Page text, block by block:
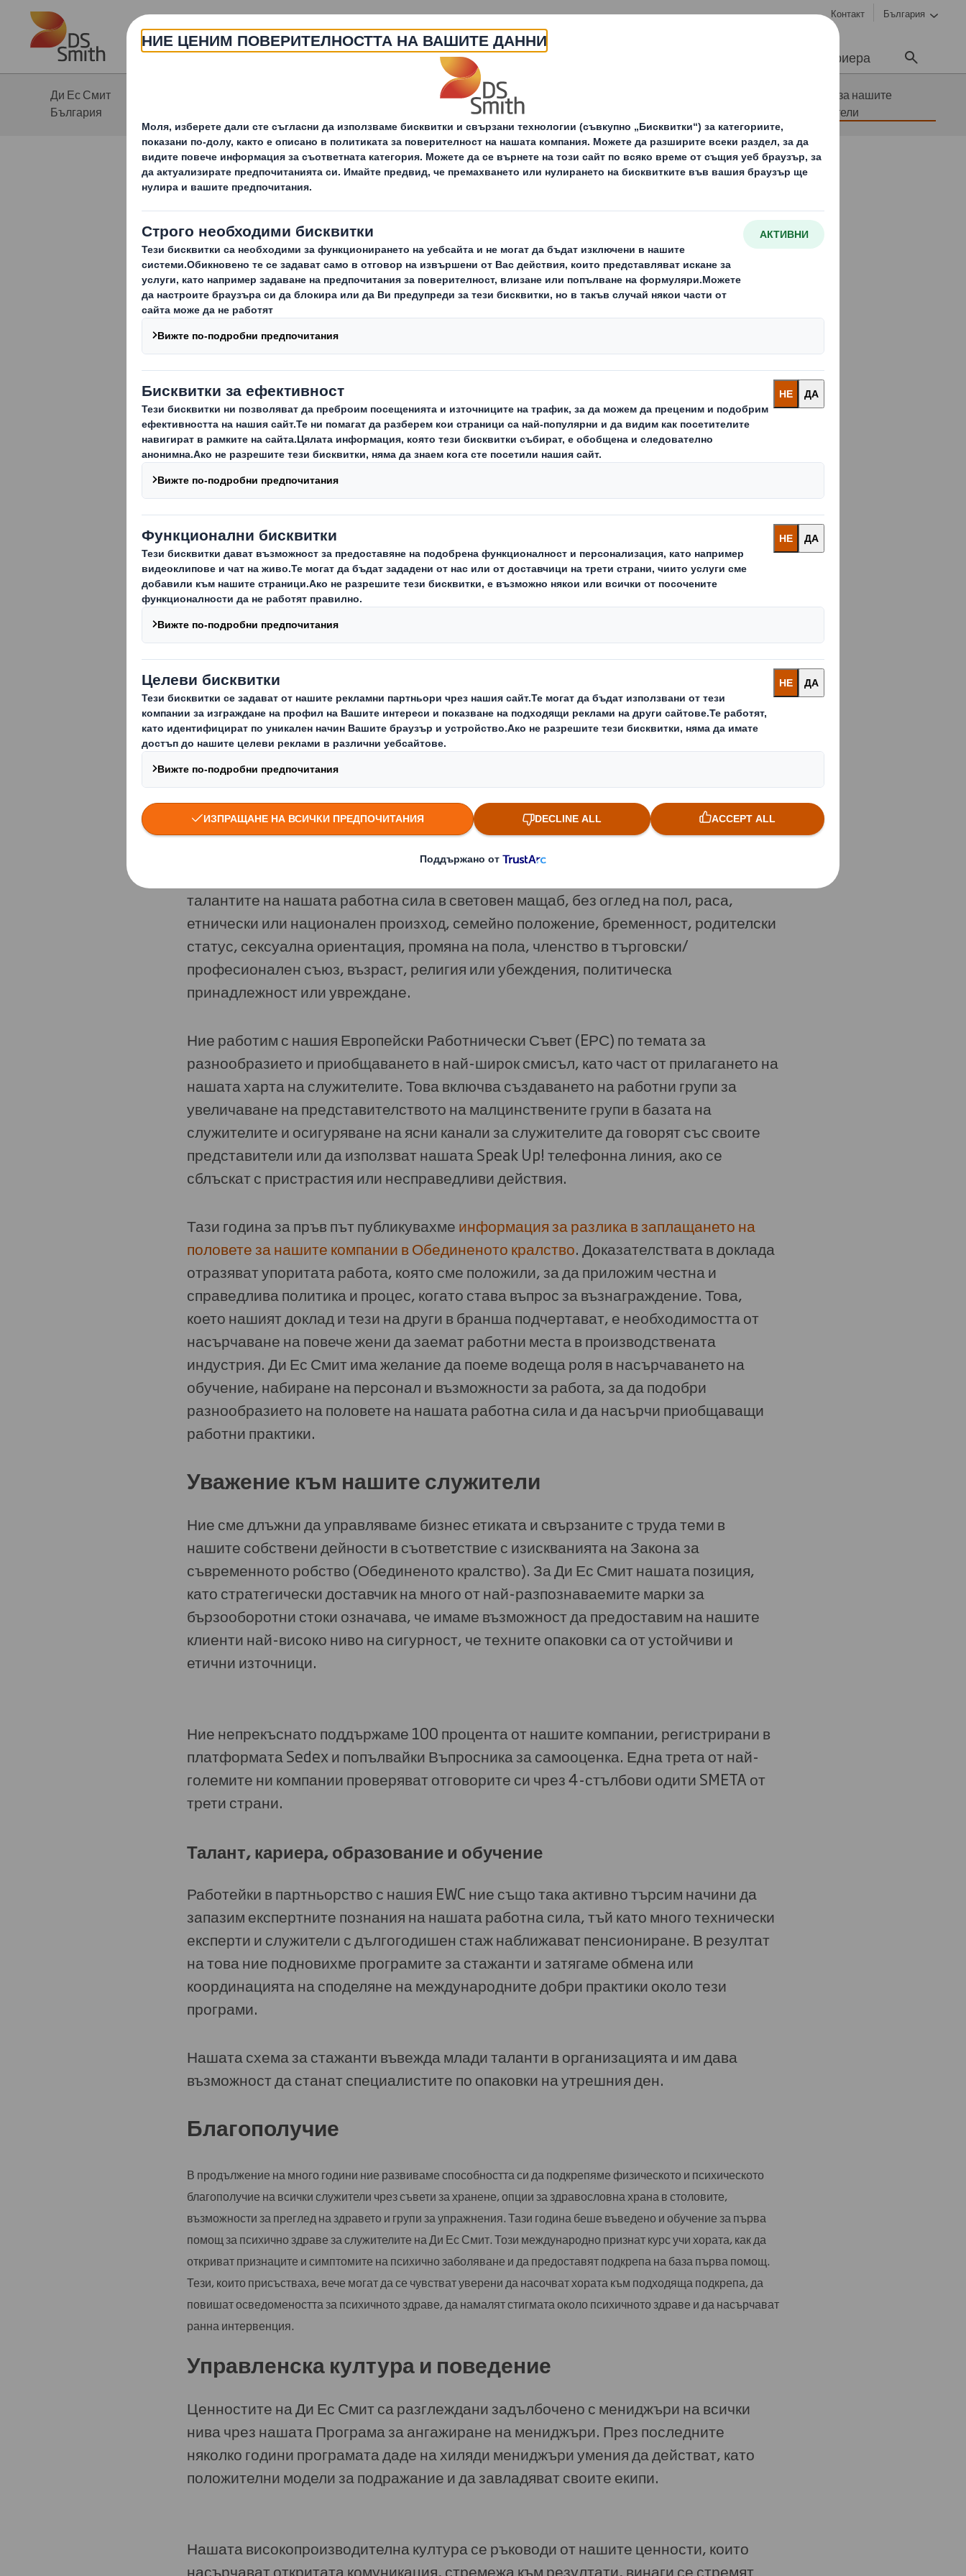
Skip to main content Контакт България
За нас Продукти и услуги Кариера
Ди Ес Смит
България
Изграждане на Стабилни
общности
Грижа за нашите
служители
Грижа за нашите служители
В Ди Ес Смит нашият най-ценен актив са нашите служители.
Реализирането на потенциала на нашите служители е от
съществено значение за продължаващия растеж на бизнеса.
Като отговорен работодател, ние сме наясно с
широкообхватното въздействие на трудовите правоотношения
върху отделните лица, техните семейства и общностите, в
които живеят и работят.
Ние осигуряваме директна заетост и препитание за над 32 000 души. Чрез техния
опит и подкрепа ние оказваме влияние върху техните приятели и семейство. В
много случаи нашите производствени обекти се намират извън големите градове в
индустриални паркове или по-малко населени райони, което ни прави значим
работодател в тези населени места.
Ние също така разширяваме влиянието си, като работодател чрез нашата по-
широка мрежа от заинтересовани страни от изпълнители, доставчици, клиенти и
благотворителни партньори, създавайки точки за допир с глобалната общност.
Разнообразие
Ди Ес Смит е работодател на равните възможности. Нашият Кодекс за Поведение
подробно описва нашия ангажимент да се стремим към недискриминационна
талантите на нашата работна сила в световен мащаб, без оглед на пол, раса,
етнически или национален произход, семейно положение, бременност, родителски
статус, сексуална ориентация, промяна на пола, членство в търговски/
професионален съюз, възраст, религия или убеждения, политическа
принадлежност или увреждане.
Ние работим с нашия Европейски Работнически Съвет (EРС) по темата за
разнообразието и приобщаването в най-широк смисъл, като част от прилагането на
нашата харта на служителите. Това включва създаването на работни групи за
увеличаване на представителството на малцинствените групи в базата на
служителите и осигуряване на ясни канали за служителите да говорят със своите
представители или да използват нашата Speak Up! телефонна линия, ако се
сблъскат с пристрастия или несправедливи действия.
Тази година за пръв път публикувахмеинформация за разлика в заплащането на
половете за нашите компании в Обединеното кралство. Доказателствата в доклада
отразяват упоритата работа, която сме положили, за да приложим честна и
справедлива политика и процес, когато става въпрос за възнаграждение. Това,
което нашият доклад и тези на други в бранша подчертават, е необходимостта от
насърчаване на повече жени да заемат работни места в производствената
индустрия. Ди Ес Смит има желание да поеме водеща роля в насърчаването на
обучение, набиране на персонал и възможности за работа, за да подобри
разнообразието на половете на нашата работна сила и да насърчи приобщаващи
работни практики.
Уважение към нашите служители
Ние сме длъжни да управляваме бизнес етиката и свързаните с труда теми в
нашите собствени дейности в съответствие с изискванията на Закона за
съвременното робство (Обединеното кралство). За Ди Ес Смит нашата позиция,
като стратегически доставчик на много от най-разпознаваемите марки за
бързооборотни стоки означава, че имаме възможност да предоставим на нашите
клиенти най-високо ниво на сигурност, че техните опаковки са от устойчиви и
етични източници.
Ние непрекъснато поддържаме 100 процента от нашите компании, регистрирани в
платформата Sedex и попълвайки Въпросника за самооценка. Една трета от най-
големите ни компании проверяват отговорите си чрез 4-стълбови одити SMETA от
трети страни.
Талант, кариера, образование и обучение
Работейки в партньорство с нашия EWC ние също така активно търсим начини да
запазим експертните познания на нашата работна сила, тъй като много технически
експерти и служители с дългогодишен стаж наближават пенсиониране. В резултат
на това ние подновихме програмите за стажанти и затягаме обмена или
координацията на споделяне на международните добри практики около тези
програми.
Нашата схема за стажанти въвежда млади таланти в организацията и им дава
възможност да станат специалистите по опаковки на утрешния ден.
Благополучие
В продължение на много години ние развиваме способността си да подкрепяме физическото и психическото
благополучие на всички служители чрез съвети за хранене, опции за здравословна храна в столовите,
възможности за преглед на здравето и групи за упражнения. Тази година беше въведено и обучение за първа
помощ за психично здраве за служителите на Ди Ес Смит. Този международно признат курс учи хората, как да
откриват признаците и симптомите на психично заболяване и да предоставят подкрепа на база първа помощ.
Тези, които присъстваха, вече могат да се чувстват уверени да насочват хората към подходяща подкрепа, да
повишат осведомеността за психичното здраве, да намалят стигмата около психичното здраве и да насърчават
ранна интервенция.
Управленска култура и поведение
Ценностите на Ди Ес Смит са разглеждани задълбочено с мениджъри на всички
нива чрез нашата Програма за ангажиране на мениджъри. През последните
няколко години програмата даде на хиляди мениджъри умения да действат, като
положителни модели за подражание и да завладяват своите екипи.
Нашата високопроизводителна култура се ръководи от нашите ценности, които
насърчават откритата комуникация, стремежа към резултати, винаги се стремят